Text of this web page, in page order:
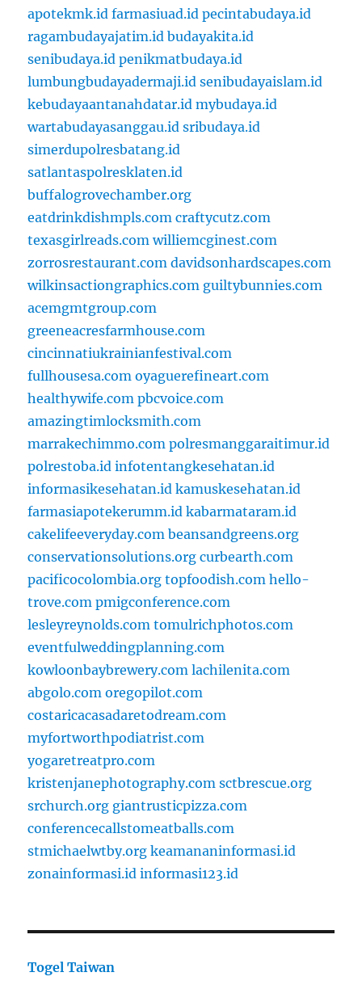
apotekmk.id farmasiuad.id pecintabudaya.id
ragambudayajatim.id budayakita.id
senibudaya.id penikmatbudaya.id
lumbungbudayadermaji.id senibudayaislam.id
kebudayaantanahdatar.id mybudaya.id
wartabudayasanggau.id sribudaya.id
simerdupolresbatang.id
satlantaspolresklaten.id
buffalogrovechamber.org
eatdrinkdishmpls.com craftycutz.com
texasgirlreads.com williemcginest.com
zorrosrestaurant.com davidsonhardscapes.com
wilkinsactiongraphics.com guiltybunnies.com
acemgmtgroup.com
greeneacresfarmhouse.com
cincinnatiukrainianfestival.com
fullhousesa.com oyaguerefineart.com
healthywife.com pbcvoice.com
amazingtimlocksmith.com
marrakechimmo.com polresmanggaraitimur.id
polrestoba.id infotentangkesehatan.id
informasikesehatan.id kamuskesehatan.id
farmasiapotekerumm.id kabarmataram.id
cakelifeeveryday.com beansandgreens.org
conservationsolutions.org curbearth.com
pacificocolombia.org topfoodish.com hello-
trove.com pmigconference.com
lesleyreynolds.com tomulrichphotos.com
eventfulweddingplanning.com
kowloonbaybrewery.com lachilenita.com
abgolo.com oregopilot.com
costaricacasadaretodream.com
myfortworthpodiatrist.com
yogaretreatpro.com
kristenjanephotography.com sctbrescue.org
srchurch.org giantrusticpizza.com
conferencecallstomeatballs.com
stmichaelwtby.org keamananinformasi.id
zonainformasi.id informasi123.id
Togel Taiwan